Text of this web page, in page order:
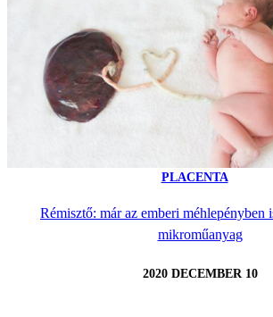
PLACENTA
Rémisztő: már az emberi méhlepényben
mikroműanyag
2020 DECEMBER 10